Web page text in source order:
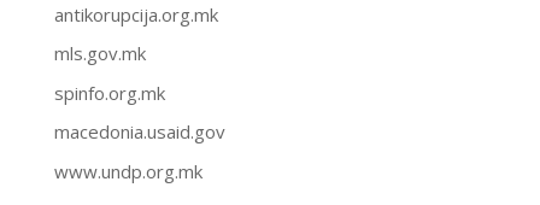
antikorupcija.org.mk
mls.gov.mk
spinfo.org.mk
macedonia.usaid.gov
www.undp.org.mk